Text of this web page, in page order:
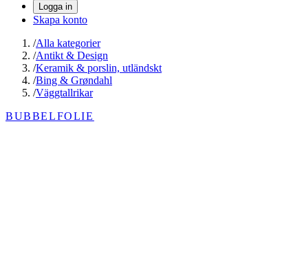
Logga in
Skapa konto
/Alla kategorier
/Antikt & Design
/Keramik & porslin, utländskt
/Bing & Grøndahl
/Väggtallrikar
BUBBELFOLIE